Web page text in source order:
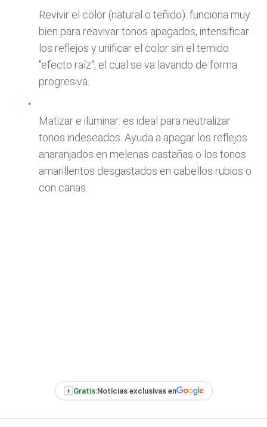
Revivir el color (natural o teñido): funciona muy
bien para reavivar tonos apagados, intensificar
los reflejos y unificar el color sin el temido
"efecto raíz", el cual se va lavando de forma
progresiva.
Matizar e iluminar: es ideal para neutralizar
tonos indeseados. Ayuda a apagar los reflejos
anaranjados en melenas castañas o los tonos
amarillentos desgastados en cabellos rubios o
con canas.
+ Gratis:Noticias exclusivas en